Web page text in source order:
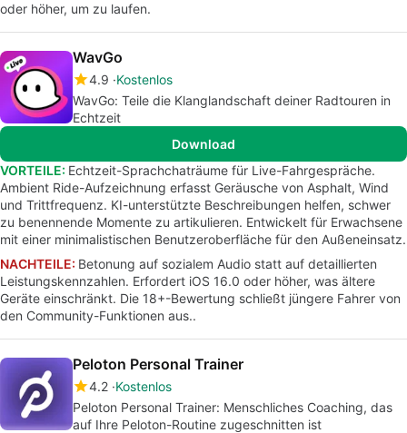
oder höher, um zu laufen.
WavGo
4.9 Kostenlos
WavGo: Teile die Klanglandschaft deiner Radtouren in
Echtzeit
Download
VORTEILE: Echtzeit-Sprachchaträume für Live-Fahrgespräche.
Ambient Ride-Aufzeichnung erfasst Geräusche von Asphalt, Wind
und Trittfrequenz. KI-unterstützte Beschreibungen helfen, schwer
zu benennende Momente zu artikulieren. Entwickelt für Erwachsene
mit einer minimalistischen Benutzeroberfläche für den Außeneinsatz.
NACHTEILE: Betonung auf sozialem Audio statt auf detaillierten
Leistungskennzahlen. Erfordert iOS 16.0 oder höher, was ältere
Geräte einschränkt. Die 18+-Bewertung schließt jüngere Fahrer von
den Community-Funktionen aus..
Peloton Personal Trainer
4.2 Kostenlos
Peloton Personal Trainer: Menschliches Coaching, das
auf Ihre Peloton-Routine zugeschnitten ist